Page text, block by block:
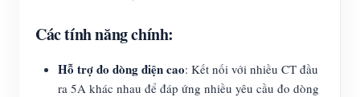
Các tính năng chính:
Hỗ trợ đo dòng điện cao: Kết nối với nhiều CT đầu
ra 5A khác nhau để đáp ứng nhiều yêu cầu đo dòng